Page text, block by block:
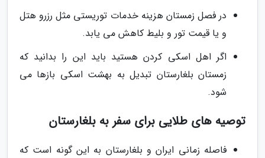
در فصل زمستان هزینه خدمات توریستی مثل رزرو هتل
و یا قیمت تور و بلیط کاهش می یابد.
اگر اهل اسکی کردن هستید باید این را بدانید که
زمستان بلغارستان تبدیل به بهشت اسکی بازها می
شود.
توصیه های طلایی برای سفر به بلغارستان
فاصله زمانی ایران و بلغارستان به این گونه است که